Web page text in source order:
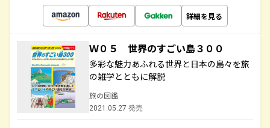
詳細を見る
Ｗ０５ 世界のすごい島３００
多彩な魅力あふれる世界と日本の島々を旅
の雑学とともに解説
旅の図鑑
2021.05.27 発売